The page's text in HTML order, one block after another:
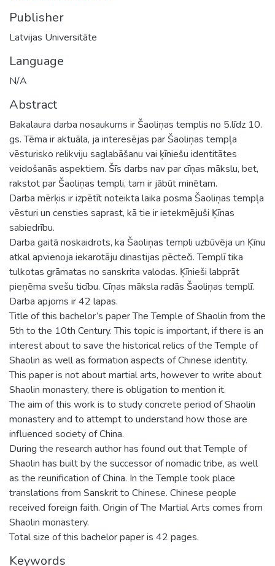
Publisher
Latvijas Universitāte
Language
N/A
Abstract
Bakalaura darba nosaukums ir Šaoliņas templis no 5.līdz 10.
gs. Tēma ir aktuāla, ja interesējas par Šaoliņas tempļa
vēsturisko relikviju saglabāšanu vai ķīniešu identitātes
veidošanās aspektiem. Šīs darbs nav par cīņas mākslu, bet,
rakstot par Šaoliņas templi, tam ir jābūt minētam.
Darba mērķis ir izpētīt noteikta laika posma Šaoliņas tempļa
vēsturi un censties saprast, kā tie ir ietekmējuši Ķīnas
sabiedrību.
Darba gaitā noskaidrots, ka Šaoliņas templi uzbūvēja un Ķīnu
atkal apvienoja iekarotāju dinastijas pēcteči. Templī tika
tulkotas grāmatas no sanskrita valodas. Ķīnieši labprāt
pieņēma svešu ticību. Cīņas māksla radās Šaoliņas templī.
Darba apjoms ir 42 lapas.
Title of this bachelor’s paper The Temple of Shaolin from the
5th to the 10th Century. This topic is important, if there is an
interest about to save the historical relics of the Temple of
Shaolin as well as formation aspects of Chinese identity.
This paper is not about martial arts, however to write about
Shaolin monastery, there is obligation to mention it.
The aim of this work is to study concrete period of Shaolin
monastery and to attempt to understand how those are
influenced society of China.
During the research author has found out that Temple of
Shaolin has built by the successor of nomadic tribe, as well
as the reunification of China. In the Temple took place
translations from Sanskrit to Chinese. Chinese people
received foreign faith. Origin of The Martial Arts comes from
Shaolin monastery.
Total size of this bachelor paper is 42 pages.
Keywords